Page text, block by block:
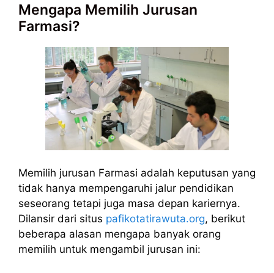
Mengapa Memilih Jurusan
Farmasi?
Memilih jurusan Farmasi adalah keputusan yang
tidak hanya mempengaruhi jalur pendidikan
seseorang tetapi juga masa depan kariernya.
Dilansir dari situs pafikotatirawuta.org, berikut
beberapa alasan mengapa banyak orang
memilih untuk mengambil jurusan ini: